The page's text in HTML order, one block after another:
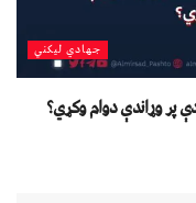
جهادي لیکني
پر وړاندې دوام وکړي؟